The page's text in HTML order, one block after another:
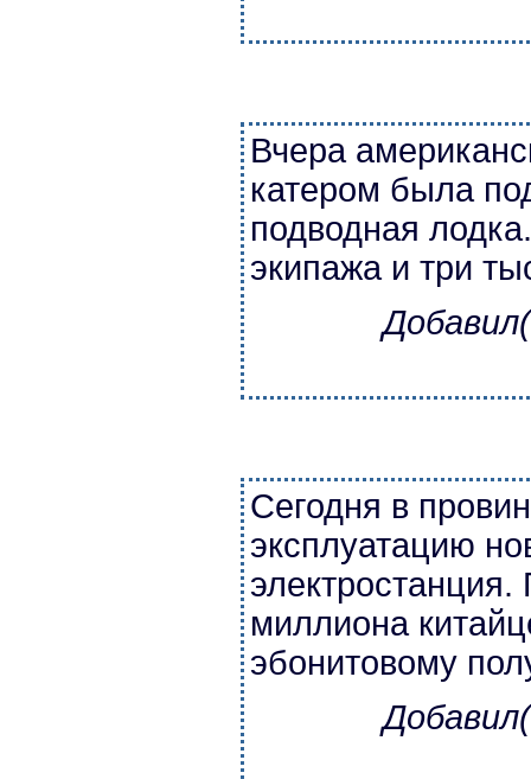
Вчера
катером была
подводная
экипажа и три
Сегодня в
эксплуатацию
миллиона
эбонитовому